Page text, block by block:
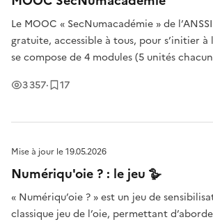
Le MOOC « SecNumacadémie » de
gratuite, accessible à tous, pour s’initier à
se compose de 4 modules (5 unités
Internet, et le poste de travail &
3 357Vues
· 17Enregistrement
Mise à jour le19.05.2026
Numériqu'oie ? : le jeu 🪿
« Numériqu’oie ? » est un jeu de
classique jeu de l’oie, permettant